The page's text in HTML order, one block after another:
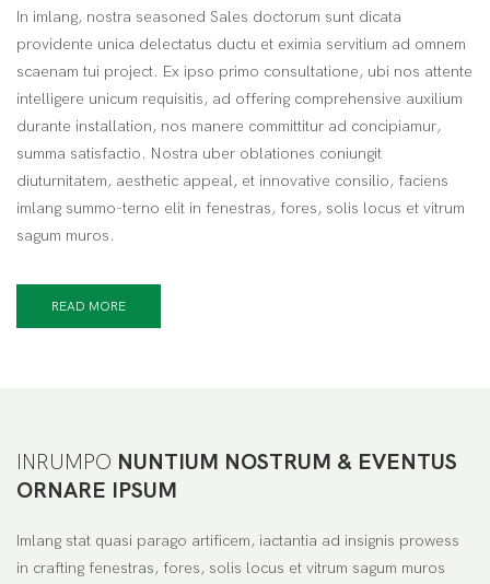
In imlang, nostra seasoned Sales doctorum sunt dicata
providente unica delectatus ductu et eximia servitium ad omnem
scaenam tui project. Ex ipso primo consultatione, ubi nos attente
intelligere unicum requisitis, ad offering comprehensive auxilium
durante installation, nos manere committitur ad concipiamur,
summa satisfactio. Nostra uber oblationes coniungit
diuturnitatem, aesthetic appeal, et innovative consilio, faciens
imlang summo-terno elit in fenestras, fores, solis locus et vitrum
sagum muros.
READ MORE
INRUMPO NUNTIUM NOSTRUM & EVENTUS
ORNARE IPSUM
Imlang stat quasi parago artificem, iactantia ad insignis prowess
in crafting fenestras, fores, solis locus et vitrum sagum muros